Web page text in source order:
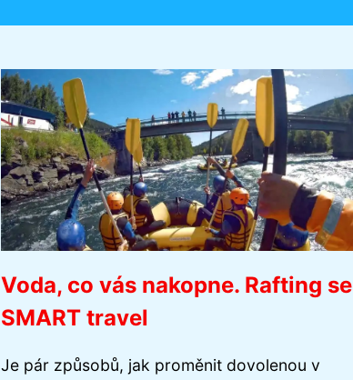
Voda, co vás nakopne. Rafting se
SMART travel
Je pár způsobů, jak proměnit dovolenou v